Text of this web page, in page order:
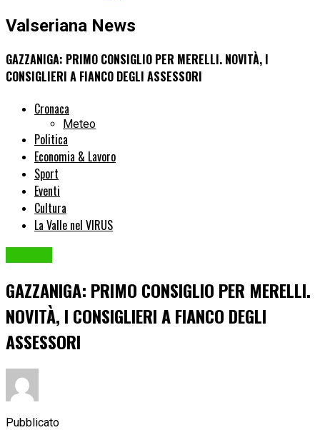
Valseriana News
GAZZANIGA: PRIMO CONSIGLIO PER MERELLI. NOVITÀ, I
CONSIGLIERI A FIANCO DEGLI ASSESSORI
Cronaca
Meteo
Politica
Economia & Lavoro
Sport
Eventi
Cultura
La Valle nel VIRUS
GAZZANIGA: PRIMO CONSIGLIO PER MERELLI.
NOVITÀ, I CONSIGLIERI A FIANCO DEGLI
ASSESSORI
Pubblicato